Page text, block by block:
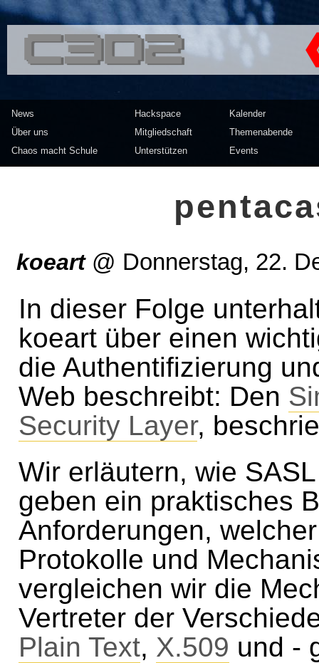
<<</>> Chaos Computer
News
Über uns
Chaos macht Schule
Hackspace
Mitgliedschaft
Unterstützen
Kalender
Themenabende
Events
koeart@ Donnerstag, 22.
In dieser Folge
koeart über einen
die Authentifizierung
Web beschreibt: Den
Security Layer,
Wir erläutern, wie
geben ein praktisches
Anforderungen,
Protokolle und
vergleichen wir die
Vertreter der
Plain Text, X.509 und -